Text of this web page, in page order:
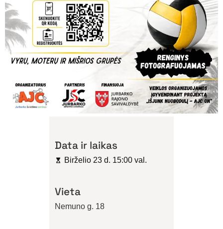
Data ir laikas
Birželio 23 d. 15:00 val.
Vieta
Nemuno g. 18